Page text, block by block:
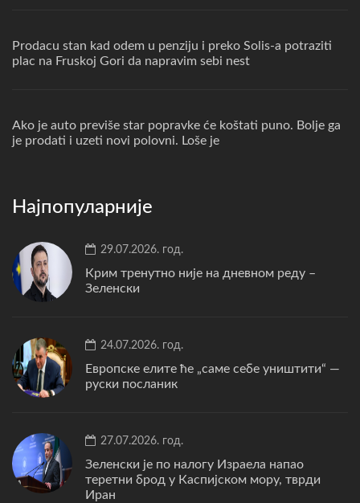
Prodacu stan kad odem u penziju i preko Solis-a potraziti
plac na Fruskoj Gori da napravim sebi nest
Ako je auto previše star popravke će koštati puno. Bolje ga
je prodati i uzeti novi polovni. Loše je
Најпопуларније
29.07.2026. год.
Крим тренутно није на дневном реду –
Зеленски
24.07.2026. год.
Европске елите ће „саме себе уништити“ —
руски посланик
27.07.2026. год.
Зеленски је по налогу Израела напао
теретни брод у Каспијском мору, тврди
Иран